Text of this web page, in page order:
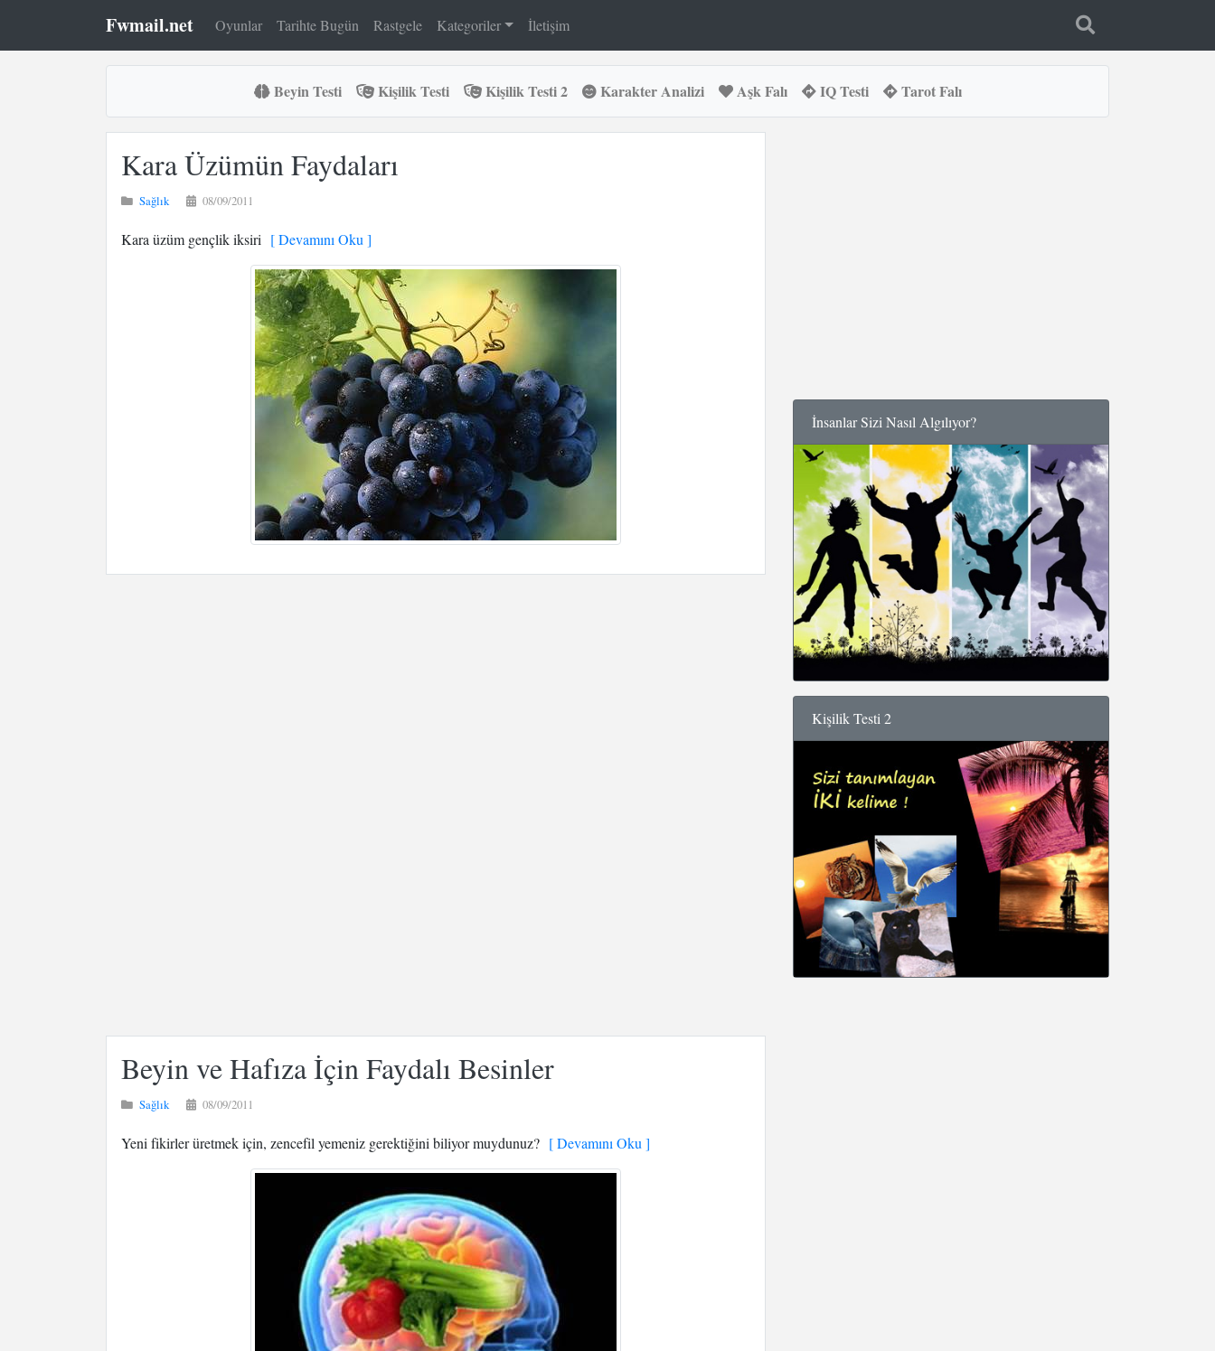
Fwmail.net Oyunlar Tarihte Bugün Rastgele Kategoriler İletişim
Beyin Testi Kişilik Testi Kişilik Testi 2 Karakter Analizi Aşk Falı IQ Testi Tarot Falı
Kara Üzümün Faydaları
Sağlık 08/09/2011
Kara üzüm gençlik iksiri [ Devamını Oku ]
Beyin ve Hafıza İçin Faydalı Besinler
Sağlık 08/09/2011
Yeni fikirler üretmek için, zencefil yemeniz gerektiğini biliyor muydunuz? [ Devamını Oku ]
İnsanlar Sizi Nasıl Algılıyor?
Kişilik Testi 2